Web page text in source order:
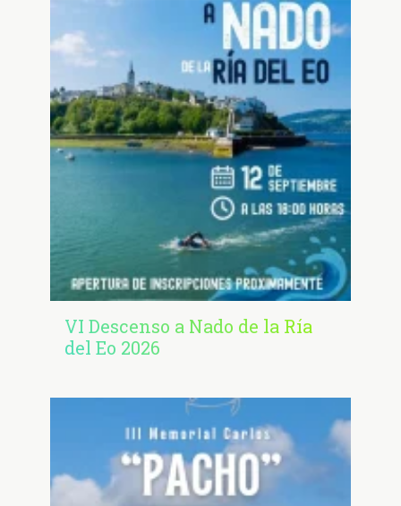
VI Descenso a Nado de la Ría
del Eo 2026